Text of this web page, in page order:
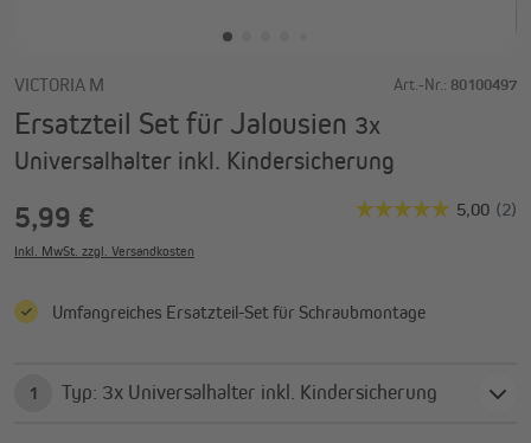
VICTORIA M Art.-Nr.: 80100497
Ersatzteil Set für Jalousien 3x
Universalhalter inkl. Kindersicherung
5,99 €
Inkl. MwSt. zzgl. Versandkosten
Umfangreiches Ersatzteil-Set für Schraubmontage
1 Typ: 3x Universalhalter inkl. Kindersicherung